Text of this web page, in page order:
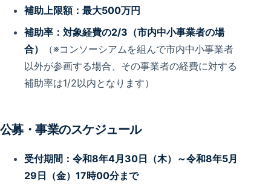
補助上限額：最大500万円
補助率：対象経費の2/3（市内中小事業者の場
合）
（※コンソーシアムを組んで市内中小事業者
以外が参画する場合、その事業者の経費に対する
補助率は1/2以内となります）
公募・事業のスケジュール
受付期間：令和8年4月30日（木）～令和8年5月
29日（金）17時00分まで